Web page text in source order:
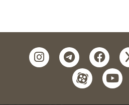
facebook
telegram
instagram
youtube
aparat